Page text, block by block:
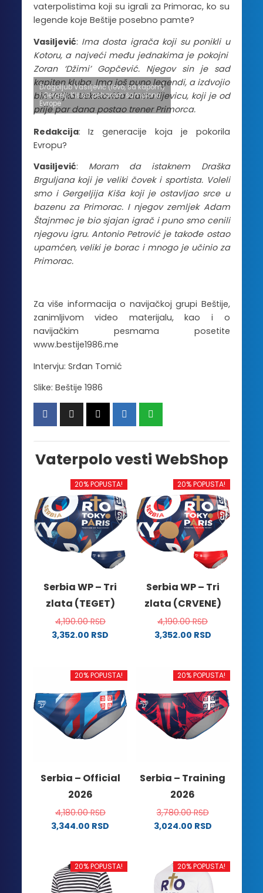
vaterpolistima koji su igrali za Primorac, ko su
legende koje Beštije posebno pamte?
Vasiljević: Ima dosta igrača koji su ponikli u
Kotoru, a najveći među jednakima je pokojni
Zoran ‘Džimi’ Gopčević. Njegov sin je sad
kapiten kluba. Ima još puno legendi, a izdvojio
bih Veljka Uskokovića zlatnu lijevicu, koji je od
prije par dana postao trener Primorca.
Dragoljub Vasiljević (levo, sa kapom)
i Gergelji Kiš sa peharom šampiona
Evrope
Redakcija: Iz generacije koja je pokorila
Evropu?
Vasiljević: Moram da istaknem Draška
Brguljana koji je veliki čovek i sportista. Voleli
smo i Gergeljija Kiša koji je ostavljao srce u
bazenu za Primorac. I njegov zemljek Adam
Štajnmec je bio sjajan igrač i puno smo cenili
njegovu igru. Antonio Petrović je takođe ostao
upamćen, veliki je borac i mnogo je učinio za
Primorac.
Za više informacija o navijačkoj grupi Beštije,
zanimljivom video materijalu, kao i o
navijačkim pesmama posetite
www.bestije1986.me
Intervju: Srđan Tomić
Slike: Beštije 1986
Vaterpolo vesti WebShop
20% POPUSTA!
Serbia WP – Tri
zlata (TEGET)
4,190.00RSD
3,352.00 RSD
ima
varijanti.
Opcije
mogu
biti
stranici
proizvoda.
20% POPUSTA!
Serbia WP – Tri
zlata (CRVENE)
4,190.00RSD
3,352.00 RSD
ima
varijanti.
Opcije
mogu
biti
stranici
proizvoda.
20% POPUSTA!
Serbia – Official
2026
4,180.00RSD
3,344.00 RSD
ima
više
20% POPUSTA!
Serbia – Training
2026
3,780.00RSD
3,024.00 RSD
ima
više
20% POPUSTA! 20% POPUSTA!